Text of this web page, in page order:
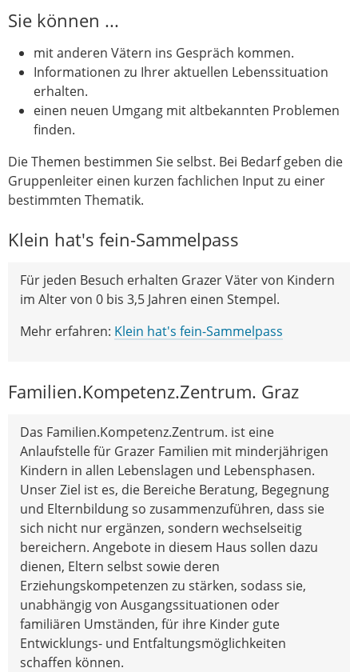
Sie können ...
mit anderen Vätern ins Gespräch kommen.
Informationen zu Ihrer aktuellen Lebenssituation
erhalten.
einen neuen Umgang mit altbekannten Problemen
finden.
Die Themen bestimmen Sie selbst. Bei Bedarf geben die
Gruppenleiter einen kurzen fachlichen Input zu einer
bestimmten Thematik.
Klein hat's fein-Sammelpass
Für jeden Besuch erhalten Grazer Väter von Kindern
im Alter von 0 bis 3,5 Jahren einen Stempel.
Mehr erfahren: Klein hat's fein-Sammelpass
Familien.Kompetenz.Zentrum. Graz
Das Familien.Kompetenz.Zentrum. ist eine
Anlaufstelle für Grazer Familien mit minderjährigen
Kindern in allen Lebenslagen und Lebensphasen.
Unser Ziel ist es, die Bereiche Beratung, Begegnung
und Elternbildung so zusammenzuführen, dass sie
sich nicht nur ergänzen, sondern wechselseitig
bereichern. Angebote in diesem Haus sollen dazu
dienen, Eltern selbst sowie deren
Erziehungskompetenzen zu stärken, sodass sie,
unabhängig von Ausgangssituationen oder
familiären Umständen, für ihre Kinder gute
Entwicklungs- und Entfaltungsmöglichkeiten
schaffen können.